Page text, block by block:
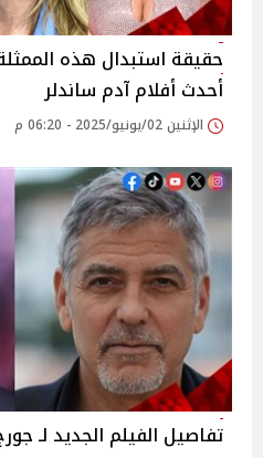
حقيقة استبدال هذه
أحدث أفلام آدم ساندلر
الإثنين 02/يونيو/2025 - 06:20 م
تفاصيل الفيلم الجديد لـ